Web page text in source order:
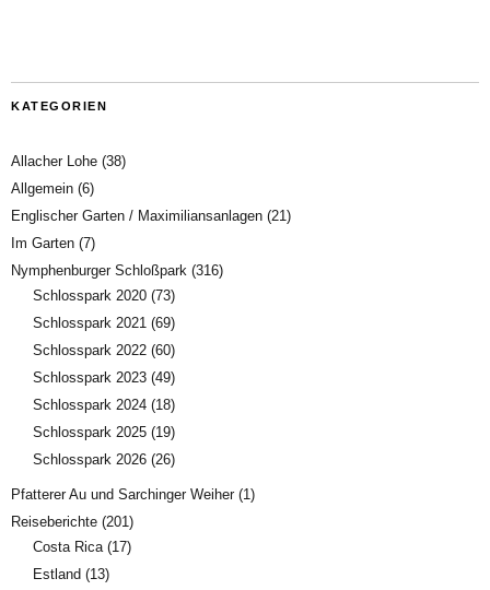
KATEGORIEN
Allacher Lohe (38)
Allgemein (6)
Englischer Garten / Maximiliansanlagen (21)
Im Garten (7)
Nymphenburger Schloßpark (316)
Schlosspark 2020 (73)
Schlosspark 2021 (69)
Schlosspark 2022 (60)
Schlosspark 2023 (49)
Schlosspark 2024 (18)
Schlosspark 2025 (19)
Schlosspark 2026 (26)
Pfatterer Au und Sarchinger Weiher(1)
Reiseberichte (201)
Costa Rica (17)
Estland (13)